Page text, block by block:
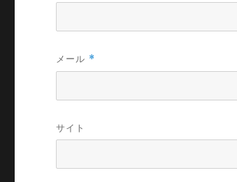
メール *
サイト